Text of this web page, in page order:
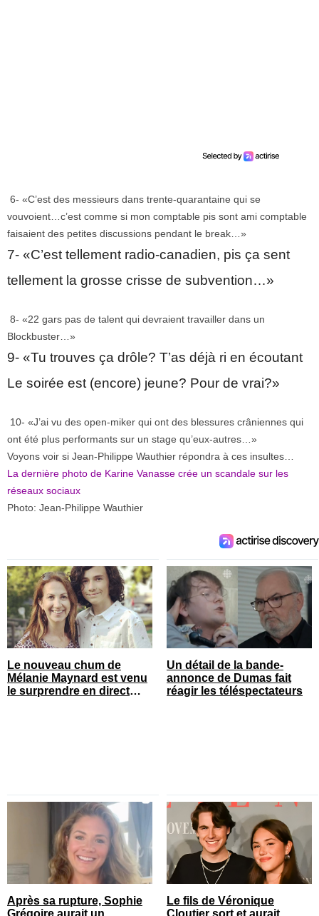
6- «C’est des messieurs dans trente-quarantaine qui se
vouvoient…c’est comme si mon comptable pis sont ami comptable
faisaient des petites discussions pendant le break…»
7- «C’est tellement radio-canadien, pis ça sent
tellement la grosse crisse de subvention…»
8- «22 gars pas de talent qui devraient travailler dans un
Blockbuster…»
9- «Tu trouves ça drôle? T’as déjà ri en écoutant
Le soirée est (encore) jeune? Pour de vrai?»
10- «J’ai vu des open-miker qui ont des blessures crâniennes qui
ont été plus performants sur un stage qu’eux-autres…»
Voyons voir si Jean-Philippe Wauthier répondra à ces insultes…
La dernière photo de Karine Vanasse crée un scandale sur les
réseaux sociaux
Photo: Jean-Philippe Wauthier
Le nouveau chum de
Mélanie Maynard est venu
le surprendre en direct
Un détail de la bande-
annonce de Dumas fait
réagir les téléspectateurs
Après sa rupture, Sophie
Grégoire aurait un
Le fils de Véronique
Cloutier sort et aurait